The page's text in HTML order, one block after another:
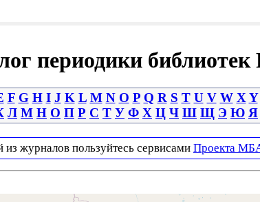
периодики библиотек
F G H I J K L M N O P Q R S T U V W X Y
Л М Н О П Р С Т У Ф Х Ц Ч Ш Щ Э Ю Я
из журналов пользуйтесь сервисами Проекта